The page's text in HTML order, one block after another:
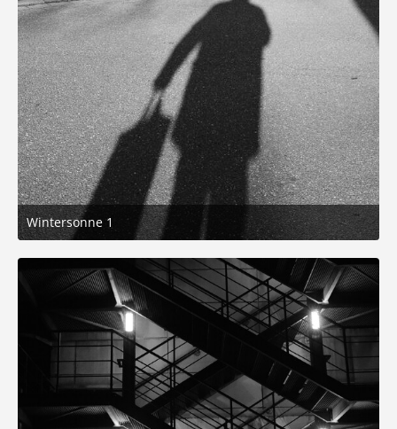
Wintersonne 1
26. Dezember 2025 um 19:22
6